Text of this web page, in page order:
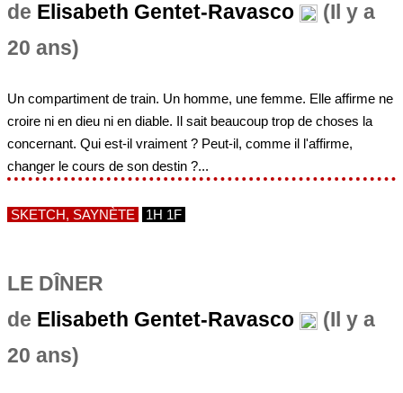
de Elisabeth Gentet-Ravasco
(Il y a
20 ans)
Un compartiment de train. Un homme, une femme. Elle affirme ne
croire ni en dieu ni en diable. Il sait beaucoup trop de choses la
concernant. Qui est-il vraiment ? Peut-il, comme il l'affirme,
changer le cours de son destin ?...
SKETCH, SAYNÈTE 1H 1F
LE DÎNER
de Elisabeth Gentet-Ravasco
(Il y a
20 ans)